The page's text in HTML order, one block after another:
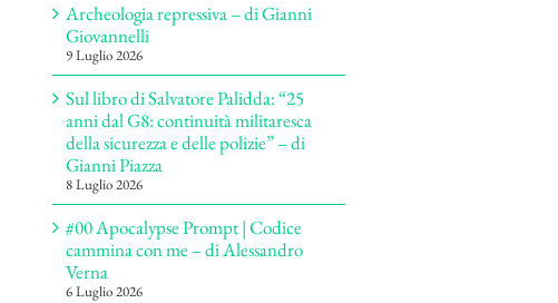
Archeologia repressiva – di Gianni
Giovannelli
9 Luglio 2026
Sul libro di Salvatore Palidda: “25
anni dal G8: continuità militaresca
della sicurezza e delle polizie” – di
Gianni Piazza
8 Luglio 2026
#00 Apocalypse Prompt | Codice
cammina con me – di Alessandro
Verna
6 Luglio 2026